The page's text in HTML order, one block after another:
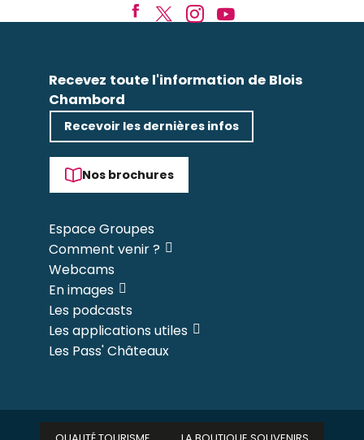
Recevez toute l'information de Blois
Chambord
Recevoir les dernières infos
Nos brochures
Espace Groupes
Comment venir ?
Webcams
En images
Les podcasts
Les applications utiles
Les Pass' Châteaux